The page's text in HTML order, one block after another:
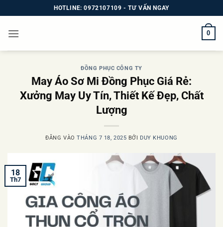
qua
nội
HOTLINE: 0972107109 - TƯ VẤN NGAY
0
ĐỒNG PHỤC CÔNG TY
May Áo Sơ Mi Đồng Phục Giá Rẻ:
Xưởng May Uy Tín, Thiết Kế Đẹp, Chất
Lượng
ĐĂNG VÀOTHÁNG 7 18, 2025 BỞI DUY KHUONG
18
Th7